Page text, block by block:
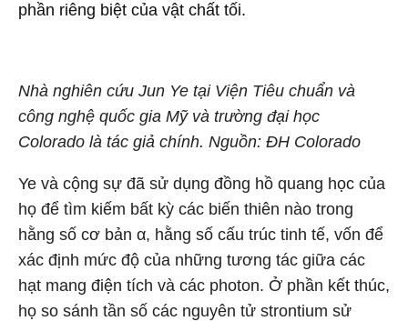
phần riêng biệt của vật chất tối.
Nhà nghiên cứu Jun Ye tại Viện Tiêu chuẩn và
công nghệ quốc gia Mỹ và trường đại học
Colorado là tác giả chính. Nguồn: ĐH Colorado
Ye và cộng sự đã sử dụng đồng hồ quang học của
họ để tìm kiếm bất kỳ các biến thiên nào trong
hằng số cơ bản α, hằng số cấu trúc tinh tế, vốn để
xác định mức độ của những tương tác giữa các
hạt mang điện tích và các photon. Ở phần kết thúc,
họ so sánh tần số các nguyên tử strontium sử